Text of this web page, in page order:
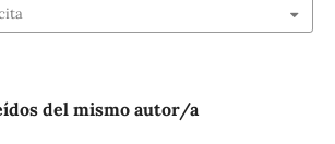
del mismo autor/a